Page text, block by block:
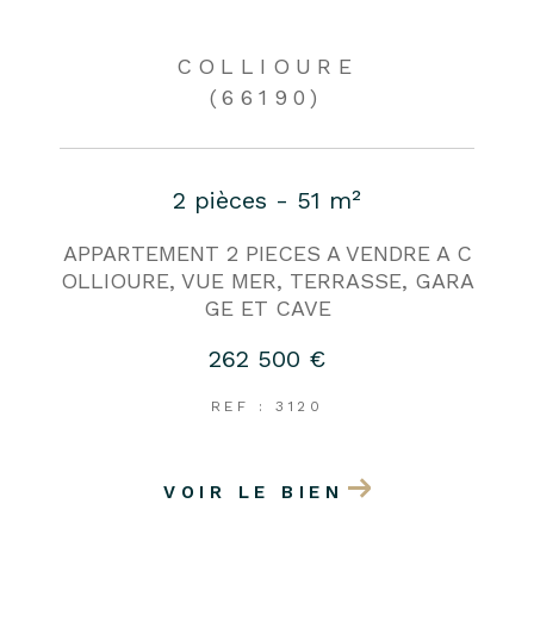
COLLIOURE
(66190)
2 pièces - 51 m²
APPARTEMENT 2 PIECES A VENDRE A C
OLLIOURE, VUE MER, TERRASSE, GARA
GE ET CAVE
262 500 €
REF : 3120
VOIR LE BIEN